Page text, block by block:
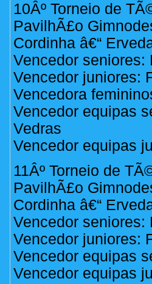
10Âº Torneio de
PavilhÃ£o
Cordinha â€“
Vencedor seniores:
Vencedor juniores:
Vencedora
Vencedor equipas
Vedras
Vencedor equipas
11Âº Torneio de
PavilhÃ£o
Cordinha â€“
Vencedor seniores:
Vencedor juniores:
Vencedor equipas
Vencedor equipas